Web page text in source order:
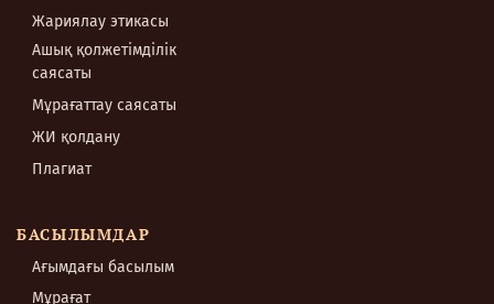
Жариялау этикасы
Ашық қолжетімділік
саясаты
Мұрағаттау саясаты
ЖИ қолдану
Плагиат
БАСЫЛЫМДАР
Ағымдағы басылым
Мұрағат